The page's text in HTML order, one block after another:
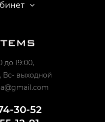
до 19:00,
Вс- выходной
30-52